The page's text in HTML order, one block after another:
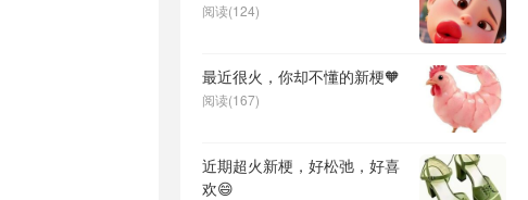
阅读(124)
最近很火，你却不懂的新梗🧡
阅读(167)
近期超火新梗，好松弛，好喜
欢😄